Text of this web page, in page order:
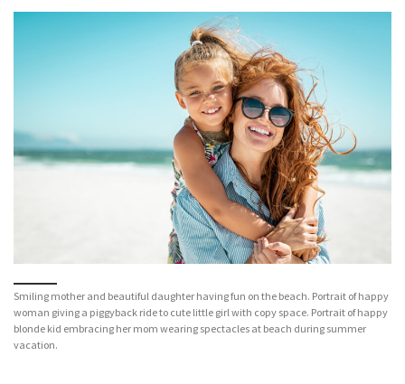
Smiling mother and beautiful daughter having fun on the beach. Portrait of happy
woman giving a piggyback ride to cute little girl with copy space. Portrait of happy
blonde kid embracing her mom wearing spectacles at beach during summer
vacation.